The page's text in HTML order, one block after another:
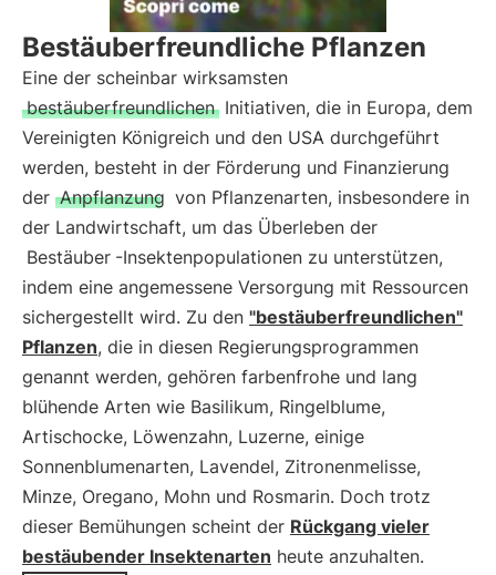
Bestäuberfreundliche Pflanzen
Eine der scheinbar wirksamsten
bestäuberfreundlichen Initiativen, die in Europa, dem
Vereinigten Königreich und den USA durchgeführt
werden, besteht in der Förderung und Finanzierung
der Anpflanzung von Pflanzenarten, insbesondere in
der Landwirtschaft, um das Überleben der
Bestäuber -Insektenpopulationen zu unterstützen,
indem eine angemessene Versorgung mit Ressourcen
sichergestellt wird. Zu den "bestäuberfreundlichen"
Pflanzen, die in diesen Regierungsprogrammen
genannt werden, gehören farbenfrohe und lang
blühende Arten wie Basilikum, Ringelblume,
Artischocke, Löwenzahn, Luzerne, einige
Sonnenblumenarten, Lavendel, Zitronenmelisse,
Minze, Oregano, Mohn und Rosmarin. Doch trotz
dieser Bemühungen scheint der Rückgang vieler
bestäubender Insektenarten heute anzuhalten.